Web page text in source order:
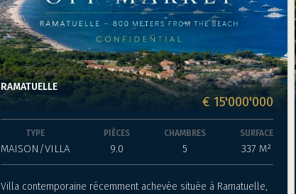
RAMATUELLE
€ 15'000'000
TYPE
MAISON/VILLA
PIÈCES
9.0
CHAMBRES
5
SURFACE
337 M²
Villa contemporaine récemment achevée située à Ramatuelle,